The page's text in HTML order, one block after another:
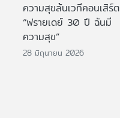
ความสุขล้นเวทีคอนเสิร์ต
“ฟรายเดย์ 30 ปี ฉันมี
ความสุข”
28 มิถุนายน 2026